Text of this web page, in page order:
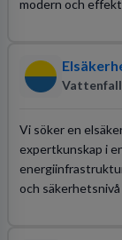
modern och
Vattenfall
Vi söker en
expertkunskap i
och säkerhetsnivå